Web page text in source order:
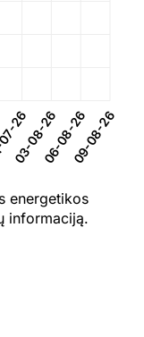
26
03-08-2606-08-2609-08-26
energetikos
informaciją.